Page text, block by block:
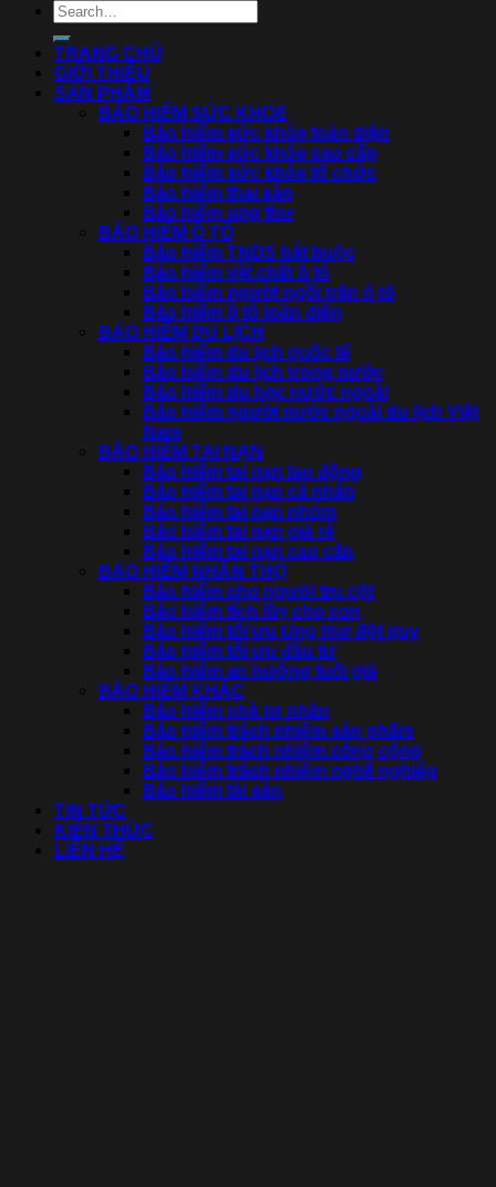
TRANG CHỦ
GIỚI THIỆU
SẢN PHẨM
BẢO HIỂM SỨC KHỎE
Bảo hiểm sức khỏe toàn diện
Bảo hiểm sức khỏe cao cấp
Bảo hiểm sức khỏe tổ chức
Bảo hiểm thai sản
Bảo hiểm ung thư
BẢO HIỂM Ô TÔ
Bảo hiểm TNDS bắt buộc
Bảo hiểm vật chất ô tô
Bảo hiểm người ngồi trên ô tô
Bảo hiểm ô tô toàn diện
BẢO HIỂM DU LỊCH
Bảo hiểm du lịch quốc tế
Bảo hiểm du lịch trong nước
Bảo hiểm du học nước ngoài
Bảo hiểm người nước ngoài du lịch Việt
Nam
BẢO HIỂM TAI NẠN
Bảo hiểm tai nạn lao động
Bảo hiểm tai nạn cá nhân
Bảo hiểm tai nạn nhóm
Bảo hiểm tai nạn giá rẻ
Bảo hiểm tai nạn cao cấp
BẢO HIỂM NHÂN THỌ
Bảo hiểm cho người trụ cột
Bảo hiểm tích lũy cho con
Bảo hiểm tối ưu Ung thư đột quỵ
Bảo hiểm tối ưu đầu tư
Bảo hiểm an hưởng tuổi già
BẢO HIỂM KHÁC
Bảo hiểm nhà tư nhân
Bảo hiểm trách nhiệm sản phẩm
Bảo hiểm trách nhiệm công cộng
Bảo hiểm trách nhiệm nghề nghiệp
Bảo hiểm tài sản
TIN TỨC
KIẾN THỨC
LIÊN HỆ